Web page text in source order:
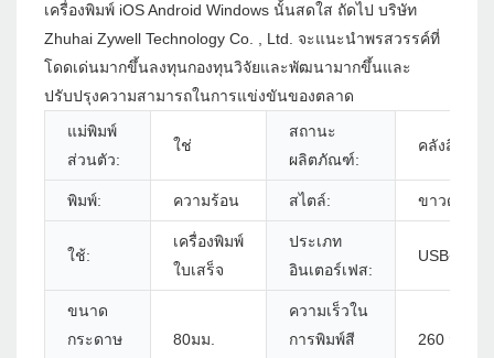
เครื่องพิมพ์ iOS Android Windows นั้นสดใส ถัดไป บริษัท
Zhuhai Zywell Technology Co. , Ltd. จะแนะนำพรสวรรค์ที่
โดดเด่นมากขึ้นลงทุนกองทุนวิจัยและพัฒนามากขึ้นและ
ปรับปรุงความสามารถในการแข่งขันของตลาด
แม่พิมพ์
ส่วนตัว:
ใช่
สถานะ
ผลิตภัณฑ์:
คลังสินค้า
พิมพ์: ความร้อน สไตล์: ขาวดำ
ใช้:
เครื่องพิมพ์
ใบเสร็จ
ประเภท
อินเตอร์เฟส:
ขนาด
กระดาษ
80มม.
ความเร็วใน
การพิมพ์สี
260 มม./s